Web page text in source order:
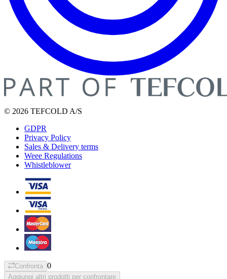
© 2026 TEFCOLD A/S
GDPR
Privacy Policy
Sales & Delivery terms
Weee Regulations
Whistleblower
Confronta 0
Aggiungi altri prodotti per confrontare